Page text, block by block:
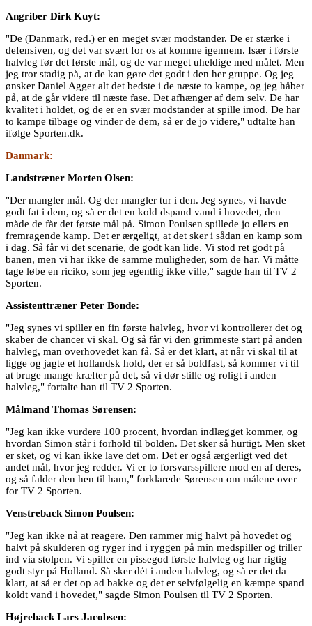
Angriber Dirk Kuyt:
"De (Danmark, red.) er en meget svær modstander. De er stærke i
defensiven, og det var svært for os at komme igennem. Især i første
halvleg før det første mål, og de var meget uheldige med målet. Men
jeg tror stadig på, at de kan gøre det godt i den her gruppe. Og jeg
ønsker Daniel Agger alt det bedste i de næste to kampe, og jeg håber
på, at de går videre til næste fase. Det afhænger af dem selv. De har
kvalitet i holdet, og de er en svær modstander at spille imod. De har
to kampe tilbage og vinder de dem, så er de jo videre," udtalte han
ifølge Sporten.dk.
Danmark:
Landstræner Morten Olsen:
"Der mangler mål. Og der mangler tur i den. Jeg synes, vi havde
godt fat i dem, og så er det en kold dspand vand i hovedet, den
måde de får det første mål på. Simon Poulsen spillede jo ellers en
fremragende kamp. Det er ærgeligt, at det sker i sådan en kamp som
i dag. Så får vi det scenarie, de godt kan lide. Vi stod ret godt på
banen, men vi har ikke de samme muligheder, som de har. Vi måtte
tage løbe en riciko, som jeg egentlig ikke ville," sagde han til TV 2
Sporten.
Assistenttræner Peter Bonde:
"Jeg synes vi spiller en fin første halvleg, hvor vi kontrollerer det og
skaber de chancer vi skal. Og så får vi den grimmeste start på anden
halvleg, man overhovedet kan få. Så er det klart, at når vi skal til at
ligge og jagte et hollandsk hold, der er så boldfast, så kommer vi til
at bruge mange kræfter på det, så vi dør stille og roligt i anden
halvleg," fortalte han til TV 2 Sporten.
Målmand Thomas Sørensen:
"Jeg kan ikke vurdere 100 procent, hvordan indlægget kommer, og
hvordan Simon står i forhold til bolden. Det sker så hurtigt. Men sket
er sket, og vi kan ikke lave det om. Det er også ærgerligt ved det
andet mål, hvor jeg redder. Vi er to forsvarsspillere mod en af deres,
og så falder den hen til ham," forklarede Sørensen om målene over
for TV 2 Sporten.
Venstreback Simon Poulsen:
"Jeg kan ikke nå at reagere. Den rammer mig halvt på hovedet og
halvt på skulderen og ryger ind i ryggen på min medspiller og triller
ind via stolpen. Vi spiller en pissegod første halvleg og har rigtig
godt styr på Holland. Så sker dét i anden halvleg, og så er det da
klart, at så er det op ad bakke og det er selvfølgelig en kæmpe spand
koldt vand i hovedet," sagde Simon Poulsen til TV 2 Sporten.
Højreback Lars Jacobsen: